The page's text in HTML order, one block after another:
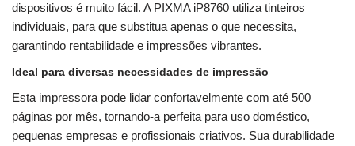
dispositivos é muito fácil. A PIXMA iP8760 utiliza tinteiros
individuais, para que substitua apenas o que necessita,
garantindo rentabilidade e impressões vibrantes.
Ideal para diversas necessidades de impressão
Esta impressora pode lidar confortavelmente com até 500
páginas por mês, tornando-a perfeita para uso doméstico,
pequenas empresas e profissionais criativos. Sua durabilidade